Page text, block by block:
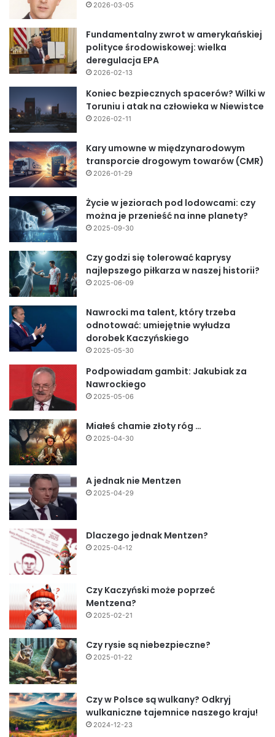
2026-03-05
Fundamentalny zwrot w amerykańskiej
polityce środowiskowej: wielka
deregulacja EPA
2026-02-13
Koniec bezpiecznych spacerów? Wilki w
Toruniu i atak na człowieka w Niewistce
2026-02-11
Kary umowne w międzynarodowym
transporcie drogowym towarów (CMR)
2026-01-29
Życie w jeziorach pod lodowcami: czy
można je przenieść na inne planety?
2025-09-30
Czy godzi się tolerować kaprysy
najlepszego piłkarza w naszej historii?
2025-06-09
Nawrocki ma talent, który trzeba
odnotować: umiejętnie wyłudza
dorobek Kaczyńskiego
2025-05-30
Podpowiadam gambit: Jakubiak za
Nawrockiego
2025-05-06
Miałeś chamie złoty róg …
2025-04-30
A jednak nie Mentzen
2025-04-29
Dlaczego jednak Mentzen?
2025-04-12
Czy Kaczyński może poprzeć
Mentzena?
2025-02-21
Czy rysie są niebezpieczne?
2025-01-22
Czy w Polsce są wulkany? Odkryj
wulkaniczne tajemnice naszego kraju!
2024-12-23